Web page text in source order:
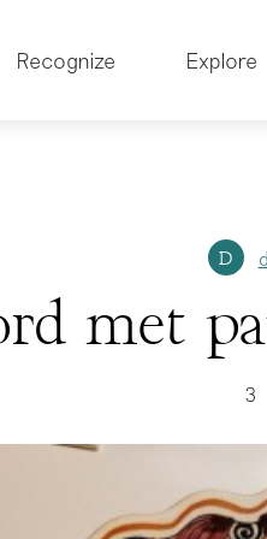
Recognize Explore
D
met
3